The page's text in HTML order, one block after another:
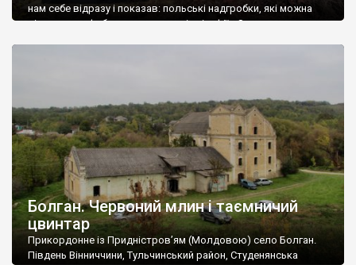
нам себе відразу і показав: польські надгробки, які можна
віднести до фабричних, польські епітафії… Загалом цвинтар
Болган. Червоний млин і таємничий
цвинтар
Прикордонне із Придністров’ям (Молдовою) село Болган.
Південь Вінниччини, Тульчинський район, Студенянська